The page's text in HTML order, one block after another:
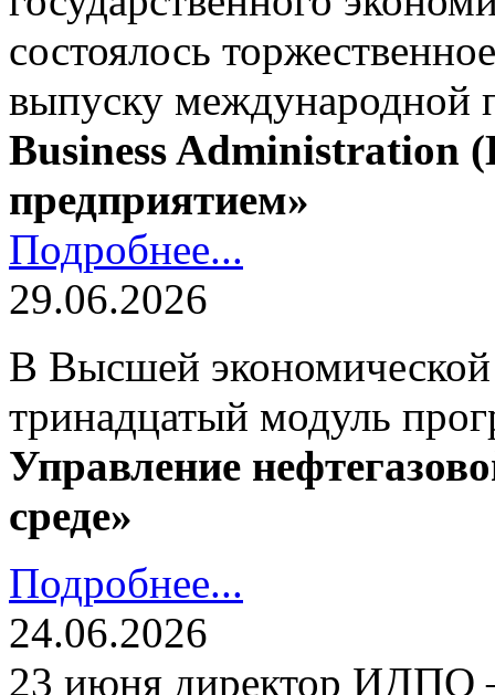
состоялось
выпуску
Business Administration
предприятием»
Подробнее...
29.06.2026
В Высшей
тринадцатый модуль
Управление
среде»
Подробнее...
24.06.2026
23 июня директор